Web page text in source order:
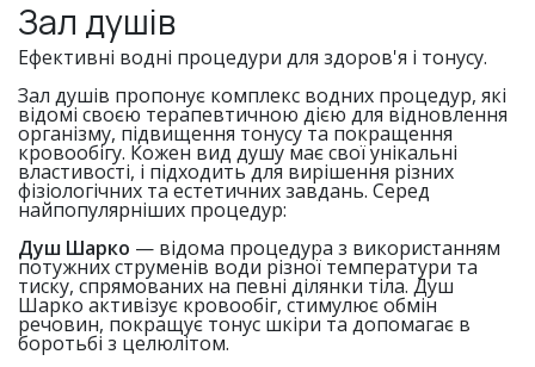
Зал душів
Ефективні водні процедури для здоров'я і тонусу.
Зал душів пропонує комплекс водних процедур, які
відомі своєю терапевтичною дією для відновлення
організму, підвищення тонусу та покращення
кровообігу. Кожен вид душу має свої унікальні
властивості, і підходить для вирішення різних
фізіологічних та естетичних завдань. Серед
найпопулярніших процедур:
Душ Шарко — відома процедура з використанням
потужних струменів води різної температури та
тиску, спрямованих на певні ділянки тіла. Душ
Шарко активізує кровообіг, стимулює обмін
речовин, покращує тонус шкіри та допомагає в
боротьбі з целюлітом.